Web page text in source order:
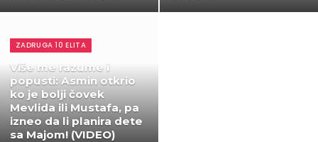
ZADRUGA 10 ELITA
Više me razume i
popusti: Asmin otkrio
ko je bolji čovek
Mevlida ili Mustafa, pa
izneo da li planira dete
sa Majom! (VIDEO)